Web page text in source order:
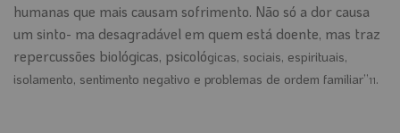
humanas que mais causam sofrimento. Não só a dor causa
um sinto- ma desagradável em quem está doente, mas traz
repercussões biológicas, psicológicas, sociais, espirituais,
isolamento, sentimento negativo e problemas de ordem familiar”11.